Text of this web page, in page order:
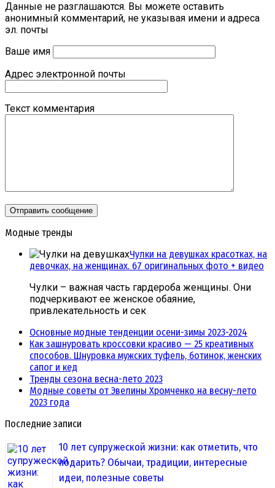
Данные не разглашаются. Вы можете оставить
анонимный комментарий, не указывая имени и адреса
эл. почты
Ваше имя
Адрес электронной почты
Текст комментария
Модные тренды
Чулки на девушках красотках, на
девочках, на женщинах. 67 оригинальных фото + видео
Чулки – важная часть гардероба женщины. Они
подчеркивают ее женское обаяние,
привлекательность и сек
Основные модные тенденции осени-зимы 2023-2024
Как зашнуровать кроссовки красиво — 25 креативных
способов. Шнуровка мужских туфель, ботинок, женских
сапог и кед
Тренды сезона весна-лето 2023
Модные советы от Эвелины Хромченко на весну-лето
2023 года
Последние записи
10 лет супружеской жизни: как отметить, что
подарить? Обычаи, традиции, интересные
идеи, полезные советы